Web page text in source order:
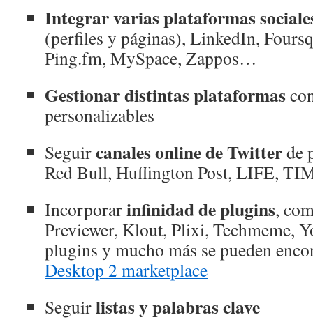
Integrar varias plataformas
(perfiles y páginas), LinkedIn,
Ping.fm, MySpace, Zappos…
Gestionar distintas plataformas
personalizables
Seguircanales online de Twitterde
Red Bull, Huffington Post, LIFE,
Incorporarinfinidad de plugins,
Previewer, Klout, Plixi, Techmeme,
plugins y mucho más se pueden
Desktop 2 marketplace
Seguirlistas y palabras clave